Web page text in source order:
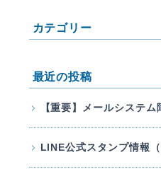
カテゴリー
最近の投稿